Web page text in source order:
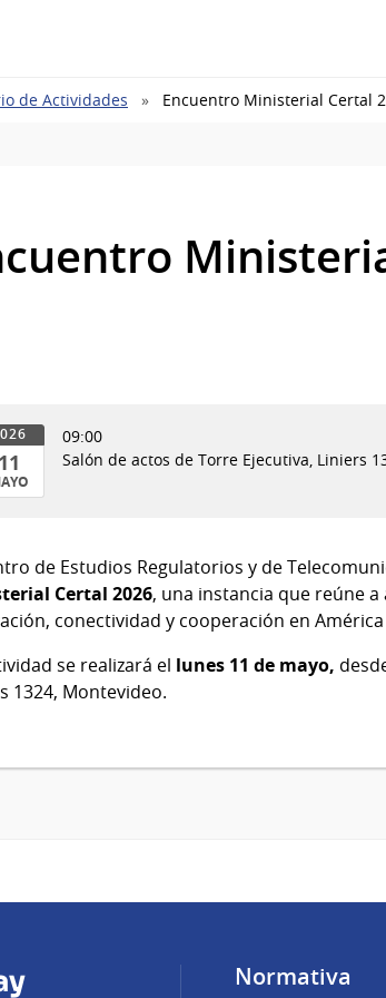
de Actividades Encuentro Ministerial Certal
11
09:00
Salón de actos de Torre Ejecutiva, Liniers
de Estudios Regulatorios y de
Certal 2026, una instancia que reúne
conectividad y cooperación en
se realizará el lunes 11 de mayo,
1324, Montevideo.
Normativa